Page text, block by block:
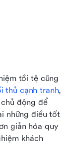
tồi tệ cũng
thủ cạnh tranh,
động để
những điều tốt
giản hóa quy
khách